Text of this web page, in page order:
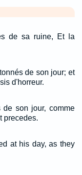
de sa ruine, Et la
de son jour; et
d'horreur.
de son jour, comme
precedes.
at his day, as they